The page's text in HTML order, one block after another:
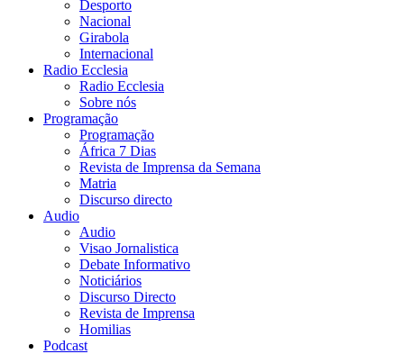
Desporto
Nacional
Girabola
Internacional
Radio Ecclesia
Radio Ecclesia
Sobre nós
Programação
Programação
África 7 Dias
Revista de Imprensa da Semana
Matria
Discurso directo
Audio
Audio
Visao Jornalistica
Debate Informativo
Noticiários
Discurso Directo
Revista de Imprensa
Homilias
Podcast